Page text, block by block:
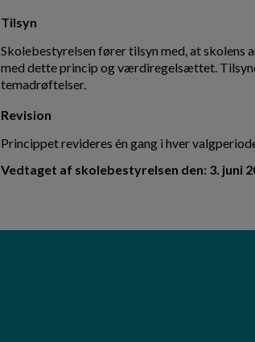
Tilsyn
Skolebestyrelsen fører tilsyn med, at skolens
med dette princip og værdiregelsættet.
temadrøftelser.
Revision
Princippet revideres én gang i hver
Vedtaget af skolebestyrelsen den: 3. juni